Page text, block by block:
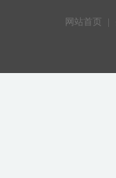
网站首页 |